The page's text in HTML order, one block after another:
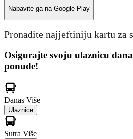
Nabavite ga na Google Play
Pronađite najjeftiniju kartu za
Osigurajte svoju ulaznicu
ponude!
Danas Više
Ulaznice
Sutra Više